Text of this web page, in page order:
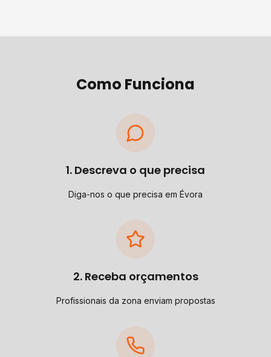
Como Funciona
1. Descreva o que precisa
Diga-nos o que precisa em Évora
2. Receba orçamentos
Profissionais da zona enviam propostas